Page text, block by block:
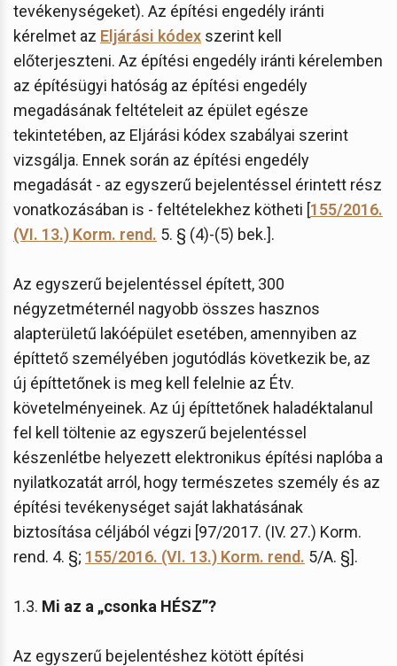
tevékenységeket). Az építési engedély iránti
kérelmet az Eljárási kódex szerint kell
előterjeszteni. Az építési engedély iránti kérelemben
az építésügyi hatóság az építési engedély
megadásának feltételeit az épület egésze
tekintetében, az Eljárási kódex szabályai szerint
vizsgálja. Ennek során az építési engedély
megadását - az egyszerű bejelentéssel érintett rész
vonatkozásában is - feltételekhez kötheti [155/2016.
(VI. 13.) Korm. rend. 5. § (4)-(5) bek.].
Az egyszerű bejelentéssel épített, 300
négyzetméternél nagyobb összes hasznos
alapterületű lakóépület esetében, amennyiben az
építtető személyében jogutódlás következik be, az
új építtetőnek is meg kell felelnie az Étv.
követelményeinek. Az új építtetőnek haladéktalanul
fel kell töltenie az egyszerű bejelentéssel
készenlétbe helyezett elektronikus építési naplóba a
nyilatkozatát arról, hogy természetes személy és az
építési tevékenységet saját lakhatásának
biztosítása céljából végzi [97/2017. (IV. 27.) Korm.
rend. 4. §; 155/2016. (VI. 13.) Korm. rend. 5/A. §].
1.3. Mi az a „csonka HÉSZ”?
Az egyszerű bejelentéshez kötött építési